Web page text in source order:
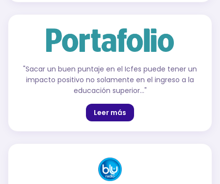
"Sacar un buen puntaje en el Icfes puede tener un
impacto positivo no solamente en el ingreso a la
educación superior…"
Leer más